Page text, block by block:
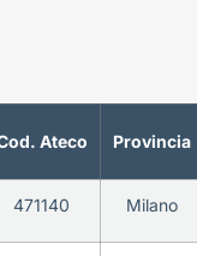
Ateco Provincia
471140 Milano